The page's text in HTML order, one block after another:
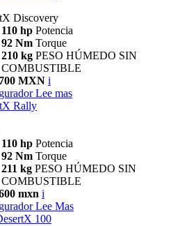
Discovery
110 hp Potencia
92 Nm Torque
210 kg PESO HÚMEDO SIN
COMBUSTIBLE
MXN i
Lee mas
Rally
110 hp Potencia
92 Nm Torque
211 kg PESO HÚMEDO SIN
COMBUSTIBLE
mxn i
Lee Mas
100